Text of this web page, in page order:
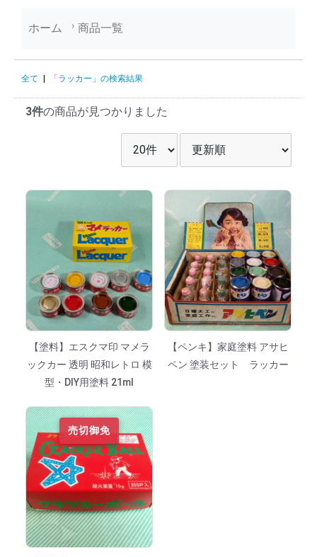
ホーム 商品一覧
「ラッカー」の検索結果
全て 「ラッカー」の検索結果
3件の商品が見つかりました
並び順を選択
【塗料】エスクマ印 マメラ
ックカー 透明 昭和レトロ 模
型・DIY用塗料 21ml
【ペンキ】家庭塗料 アサヒ
ペン 塗装セット ラッカー
売切御免